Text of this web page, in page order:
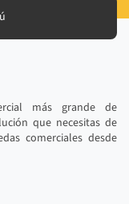
más grande de
que necesitas de
comerciales desde